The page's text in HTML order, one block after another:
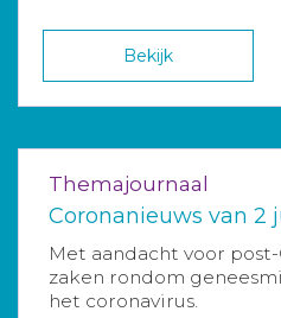
Bekijk
Themajournaal
Coronanieuws van 2
Met aandacht voor
zaken rondom
het coronavirus.